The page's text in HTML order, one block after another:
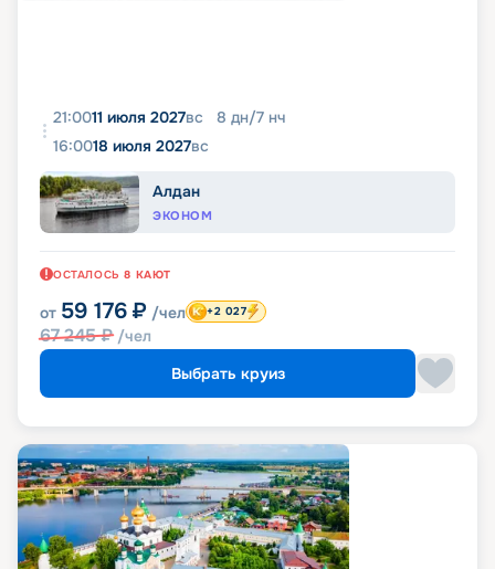
21:0011 июля 2027вс 8 дн/7 нч
16:0018 июля 2027вс
Алдан
ЭКОНОМ
ОСТАЛОСЬ 8 КАЮТ
от 59 176 ₽ /чел
67 245₽ /чел
+2 027
Выбрать круиз